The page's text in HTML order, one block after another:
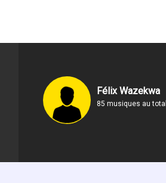
Félix Wazekwa
85 musiques au total